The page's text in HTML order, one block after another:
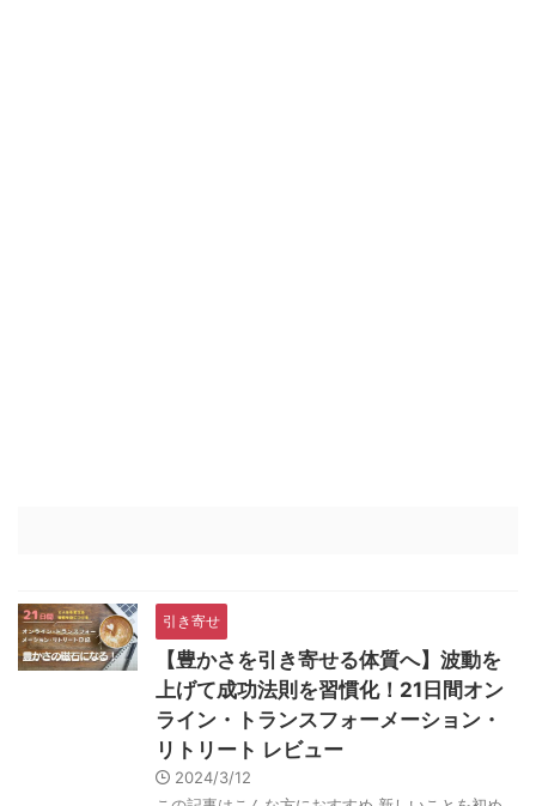
引き寄せ
【豊かさを引き寄せる体質へ】波動を
上げて成功法則を習慣化！21日間オン
ライン・トランスフォーメーション・
リトリート レビュー
2024/3/12